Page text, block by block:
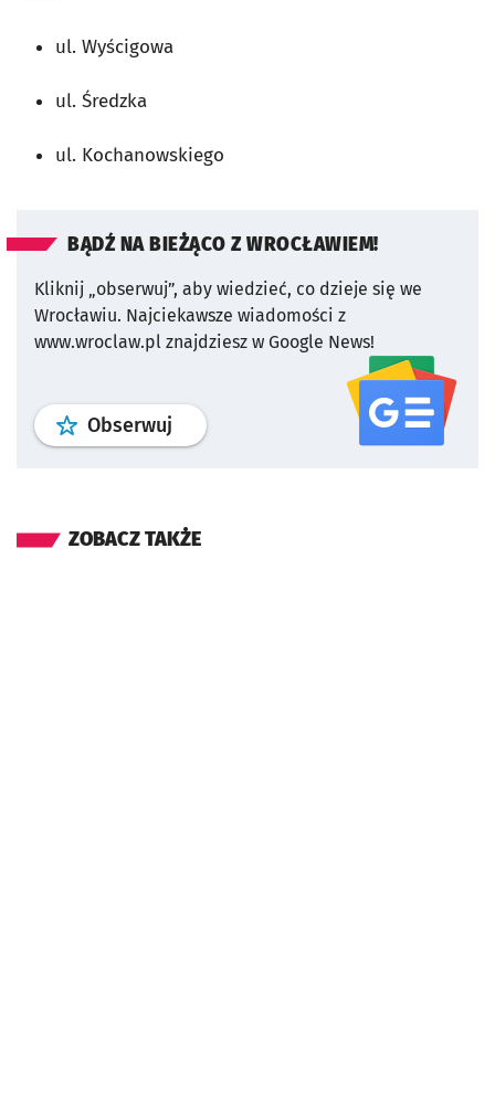
ul. Wyścigowa
ul. Średzka
ul. Kochanowskiego
BĄDŹ NA BIEŻĄCO Z WROCŁAWIEM!
Kliknij „obserwuj”, aby wiedzieć, co dzieje się we
Wrocławiu. Najciekawsze wiadomości z
www.wroclaw.pl znajdziesz w Google News!
Obserwuj profil serwisu
ZOBACZ TAKŻE